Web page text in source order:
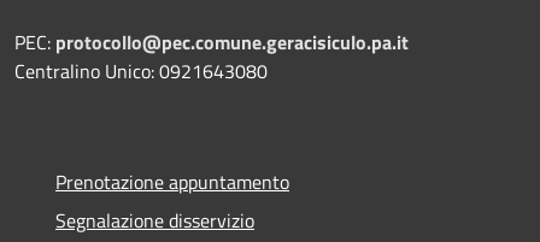
PEC: protocollo@pec.comune.geracisiculo.pa.it
Centralino Unico: 0921643080
Prenotazione appuntamento
Segnalazione disservizio